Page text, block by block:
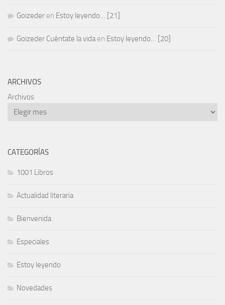
Goizeder en Estoy leyendo… [21]
Goizeder Cuéntate la vidaen Estoy leyendo… [20]
ARCHIVOS
Archivos
CATEGORÍAS
1001 Libros
Actualidad literaria
Bienvenida
Especiales
Estoy leyendo
Novedades